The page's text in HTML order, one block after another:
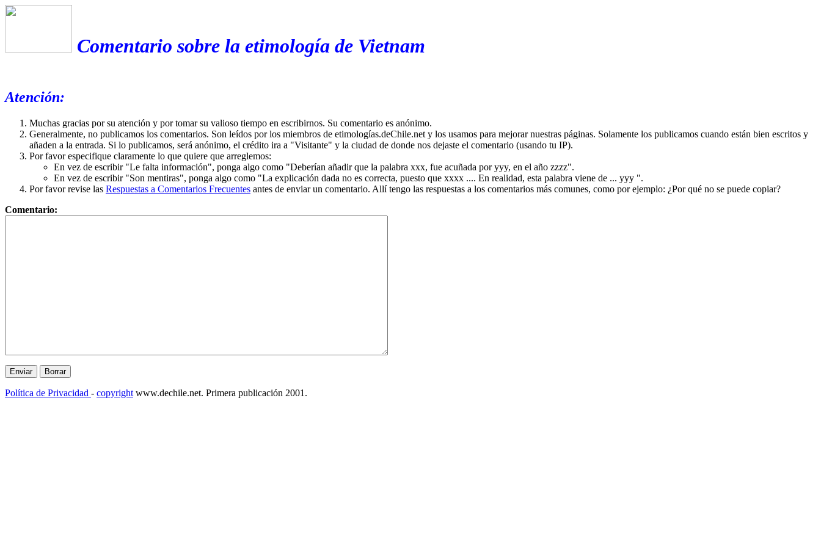
Comentario sobre la etimología de Vietnam
Atención:
Muchas gracias por su atención y por tomar su valioso tiempo en escribirnos. Su comentario es anónimo.
Generalmente, no publicamos los comentarios. Son leídos por los miembros de etimologías.deChile.net y los usamos para mejorar nuestras páginas. Solamente los publicamos cuando están bien escritos y
añaden a la entrada. Si lo publicamos, será anónimo, el crédito ira a "Visitante" y la ciudad de donde nos dejaste el comentario (usando tu IP).
Por favor especifique claramente lo que quiere que arreglemos:
En vez de escribir "Le falta información", ponga algo como "Deberían añadir que la palabra xxx, fue acuñada por yyy, en el año zzzz".
En vez de escribir "Son mentiras", ponga algo como "La explicación dada no es correcta, puesto que xxxx .... En realidad, esta palabra viene de ... yyy ".
Por favor revise las Respuestas a Comentarios Frecuentes antes de enviar un comentario. Allí tengo las respuestas a los comentarios más comunes, como por ejemplo: ¿Por qué no se puede copiar?
Comentario:
Política de Privacidad - copyright www.dechile.net. Primera publicación 2001.